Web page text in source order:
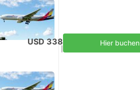
USD 338 Hier buchen